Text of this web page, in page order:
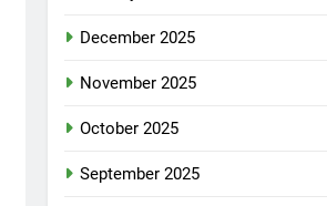
December 2025
November 2025
October 2025
September 2025